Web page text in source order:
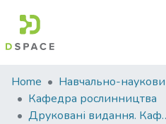
Communities
&
Collections
Home
Кафедра рослинництва
Друковані